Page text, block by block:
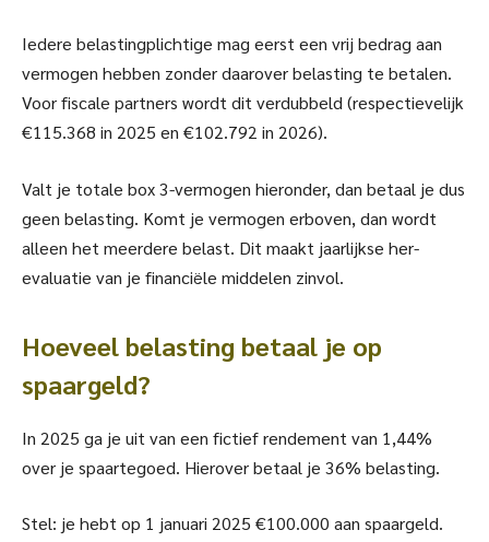
Iedere belastingplichtige mag eerst een vrij bedrag aan
vermogen hebben zonder daarover belasting te betalen.
Voor fiscale partners wordt dit verdubbeld (respectievelijk
€115.368 in 2025 en €102.792 in 2026).
Valt je totale box 3-vermogen hieronder, dan betaal je dus
geen belasting. Komt je vermogen erboven, dan wordt
alleen het meerdere belast. Dit maakt jaarlijkse her-
evaluatie van je financiële middelen zinvol.
Hoeveel belasting betaal je op
spaargeld?
In 2025 ga je uit van een fictief rendement van 1,44%
over je spaartegoed. Hierover betaal je 36% belasting.
Stel: je hebt op 1 januari 2025 €100.000 aan spaargeld.